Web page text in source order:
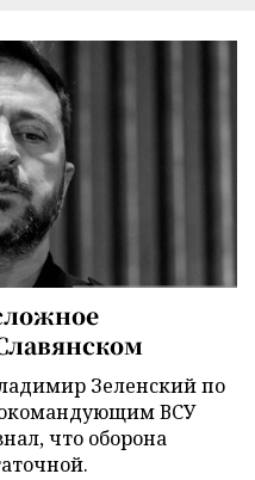
Зеленский по
ВСУ
что оборона